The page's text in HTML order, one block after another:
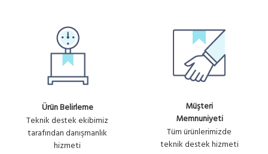
Ürün Belirleme
Teknik destek ekibimiz
tarafından danışmanlık
hizmeti
Müşteri
Memnuniyeti
Tüm ürünlerimizde
teknik destek hizmeti